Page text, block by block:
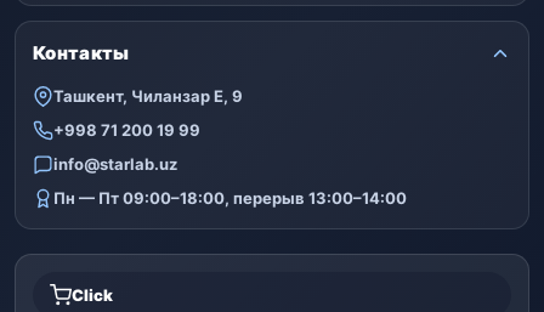
Контакты
Ташкент, Чиланзар Е, 9
+998 71 200 19 99
info@starlab.uz
Пн — Пт 09:00–18:00, перерыв 13:00–14:00
Click